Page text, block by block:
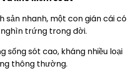
sản nhanh, một con gián cái có
trứng trong đời.
sống sót cao, kháng nhiều loại
thông thường.